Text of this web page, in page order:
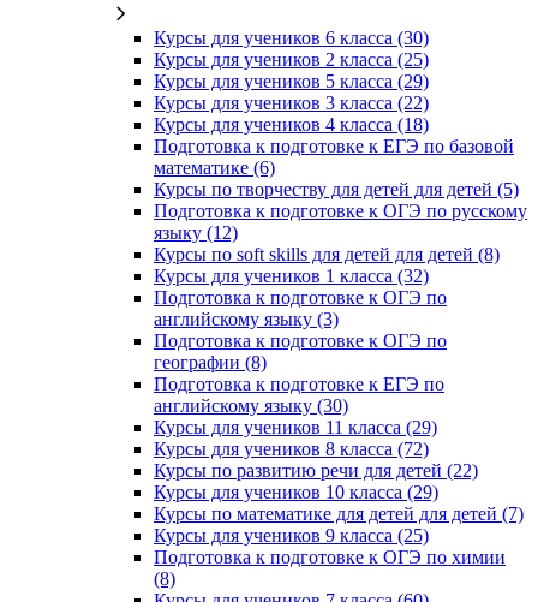
Курсы для учеников 6 класса (30)
Курсы для учеников 2 класса (25)
Курсы для учеников 5 класса (29)
Курсы для учеников 3 класса (22)
Курсы для учеников 4 класса (18)
Подготовка к подготовке к ЕГЭ по базовой
математике (6)
Курсы по творчеству для детей для детей (5)
Подготовка к подготовке к ОГЭ по русскому
языку (12)
Курсы по soft skills для детей для детей (8)
Курсы для учеников 1 класса (32)
Подготовка к подготовке к ОГЭ по
английскому языку (3)
Подготовка к подготовке к ОГЭ по
географии (8)
Подготовка к подготовке к ЕГЭ по
английскому языку (30)
Курсы для учеников 11 класса (29)
Курсы для учеников 8 класса (72)
Курсы по развитию речи для детей (22)
Курсы для учеников 10 класса (29)
Курсы по математике для детей для детей (7)
Курсы для учеников 9 класса (25)
Подготовка к подготовке к ОГЭ по химии
(8)